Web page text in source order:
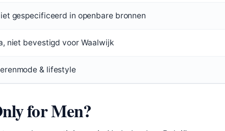
gespecificeerd in openbare bronnen
niet bevestigd voor Waalwijk
& lifestyle
for Men?